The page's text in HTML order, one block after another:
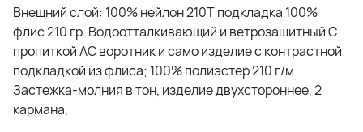
Внешний слой: 100% нейлон 210Т подкладка 100%
флис 210 гр. Водоотталкивающий и ветрозащитный С
пропиткой АС воротник и само изделие с контрастной
подкладкой из флиса; 100% полиэстер 210 г/м
Застежка-молния в тон, изделие двуxстороннее, 2
кармана,